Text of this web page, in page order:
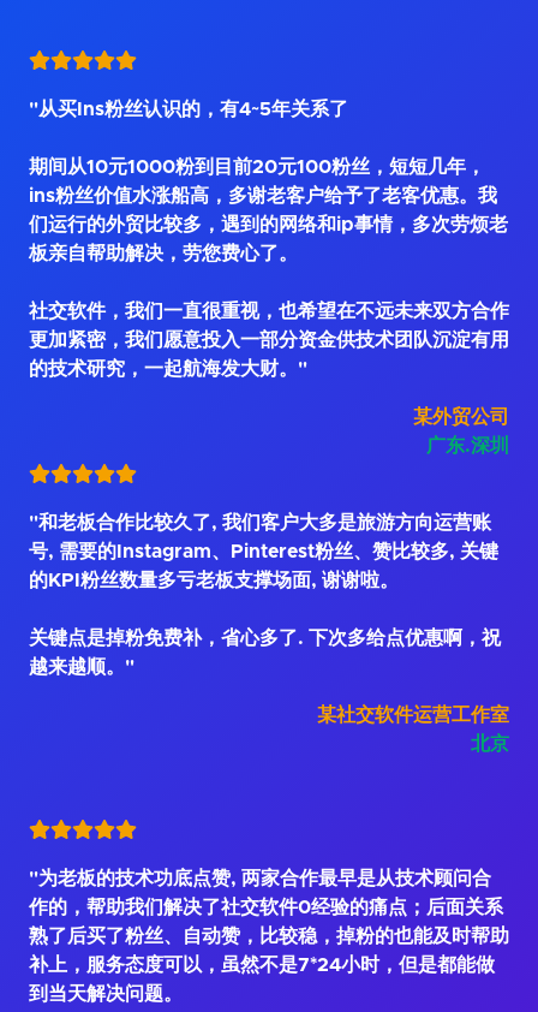
"从买Ins粉丝认识的，有4~5年关系了
期间从10元1000粉到目前20元100粉丝，短短几年，
ins粉丝价值水涨船高，多谢老客户给予了老客优惠。我
们运行的外贸比较多，遇到的网络和ip事情，多次劳烦老
板亲自帮助解决，劳您费心了。
社交软件，我们一直很重视，也希望在不远未来双方合作
更加紧密，我们愿意投入一部分资金供技术团队沉淀有用
的技术研究，一起航海发大财。"
某外贸公司
广东.深圳
"和老板合作比较久了, 我们客户大多是旅游方向运营账
号, 需要的Instagram、Pinterest粉丝、赞比较多, 关键
的KPI粉丝数量多亏老板支撑场面, 谢谢啦。
关键点是掉粉免费补，省心多了. 下次多给点优惠啊，祝
越来越顺。"
某社交软件运营工作室
北京
"为老板的技术功底点赞, 两家合作最早是从技术顾问合
作的，帮助我们解决了社交软件0经验的痛点；后面关系
熟了后买了粉丝、自动赞，比较稳，掉粉的也能及时帮助
补上，服务态度可以，虽然不是7*24小时，但是都能做
到当天解决问题。